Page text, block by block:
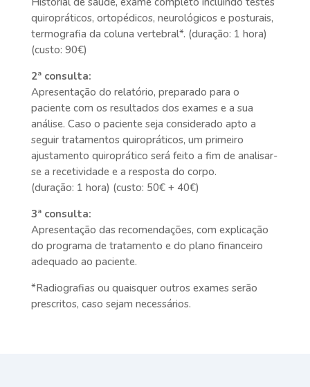
quiropráticos, ortopédicos, neurológicos e posturais,
termografia da coluna vertebral*. (duração: 1 hora)
(custo: 90€)
2ª consulta:
Apresentação do relatório, preparado para o
paciente com os resultados dos exames e a sua
análise. Caso o paciente seja considerado apto a
seguir tratamentos quiropráticos, um primeiro
ajustamento quiroprático será feito a fim de analisar-
se a recetividade e a resposta do corpo.
(duração: 1 hora) (custo: 50€ + 40€)
3ª consulta:
Apresentação das recomendações, com explicação
do programa de tratamento e do plano financeiro
adequado ao paciente.
*Radiografias ou quaisquer outros exames serão
prescritos, caso sejam necessários.